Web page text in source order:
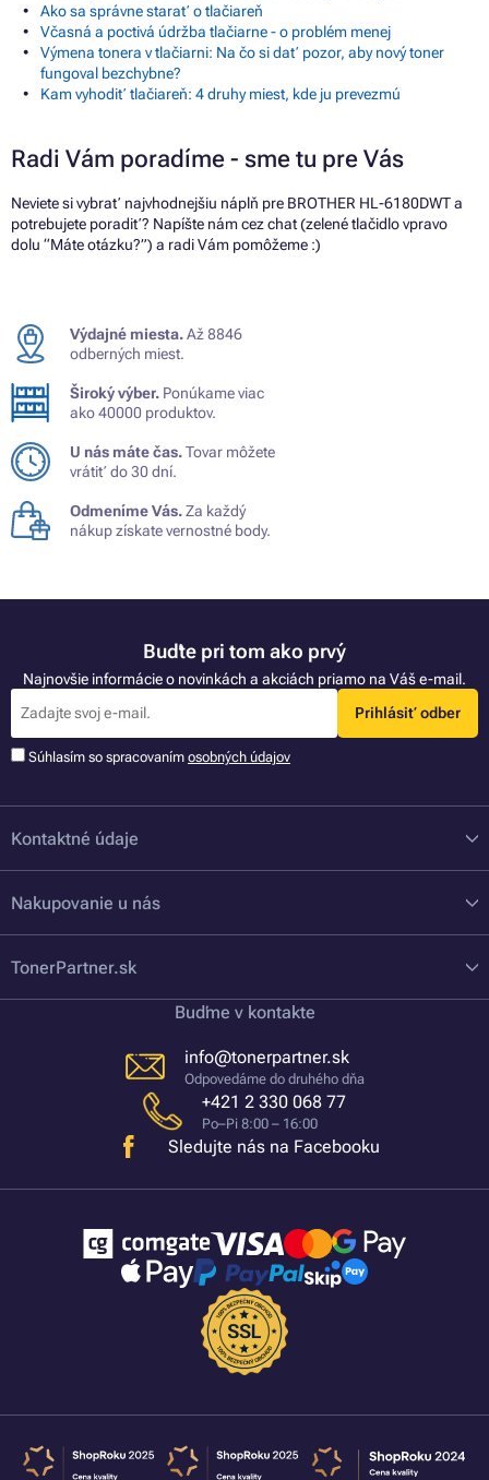
Ako sa správne starať o tlačiareň
Včasná a poctivá údržba tlačiarne - o problém menej
Výmena tonera v tlačiarni: Na čo si dať pozor, aby nový toner
fungoval bezchybne?
Kam vyhodiť tlačiareň: 4 druhy miest, kde ju prevezmú
Radi Vám poradíme - sme tu pre Vás
Neviete si vybrať najvhodnejšiu náplň pre BROTHER HL-6180DWT a
potrebujete poradiť? Napíšte nám cez chat (zelené tlačidlo vpravo
dolu “Máte otázku?”) a radi Vám pomôžeme :)
Výdajné miesta.Až 8846
odberných miest.
Široký výber. Ponúkame viac
ako 40000 produktov.
U nás máte čas.Tovar môžete
vrátiť do 30 dní.
Odmeníme Vás.Za každý
nákup získate vernostné body.
Buďte pri tom ako prvý
Najnovšie informácie o novinkách a akciách priamo na Váš e-mail.
Prihlásiť odber
Súhlasím so spracovaním osobných údajov
Kontaktné údaje
Nakupovanie u nás
TonerPartner.sk
Buďme v kontakte
info@tonerpartner.sk
Odpovedáme do druhého dňa
+421 2 330 068 77
Po–Pi 8:00 – 16:00
Sledujte nás na Facebooku